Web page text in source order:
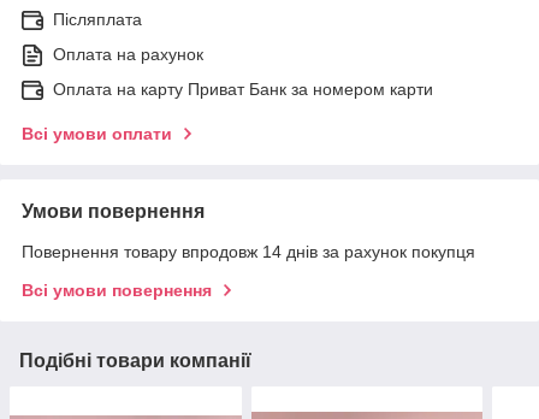
Післяплата
Оплата на рахунок
Оплата на карту Приват Банк за номером карти
Всі умови оплати
Умови повернення
Повернення товару впродовж 14 днів за рахунок покупця
Всі умови повернення
Подібні товари компанії